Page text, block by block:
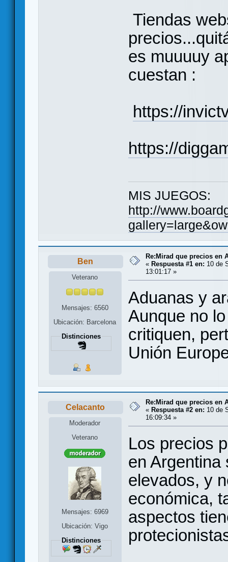
Tiendas
es muuuuy
cuestan :
https://
https://
MIS JUEGOS:
http://
Ben
Veterano
Mensajes: 6560
Ubicación: Barcelona
Distinciones
Re:Mirad que precios en
« Respuesta #1 en: 10 de
13:01:17 »
Aduanas y
Aunque no
critiquen,
Unión
Celacanto
Moderador
Veterano
Mensajes: 6969
Ubicación: Vigo
Distinciones
Re:Mirad que precios en
« Respuesta #2 en: 10 de
16:09:34 »
Los precios
en Argentina
elevados, y
económica,
aspectos